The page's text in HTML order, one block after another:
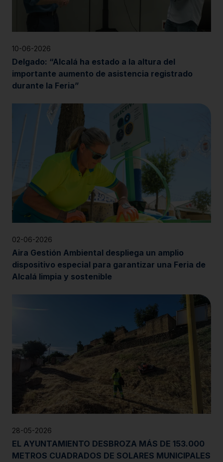
10-06-2026
Delgado: “Alcalá ha estado a la altura del
importante aumento de asistencia registrado
durante la Feria”
02-06-2026
Aira Gestión Ambiental despliega un amplio
dispositivo especial para garantizar una Feria de
Alcalá limpia y sostenible
28-05-2026
EL AYUNTAMIENTO DESBROZA MÁS DE 153.000
METROS CUADRADOS DE SOLARES MUNICIPALES